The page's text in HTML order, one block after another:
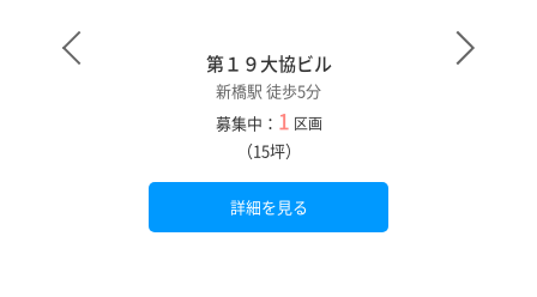
第１９大協ビル
新橋駅 徒歩5分
募集中： 1 区画
（15坪）
詳細を見る